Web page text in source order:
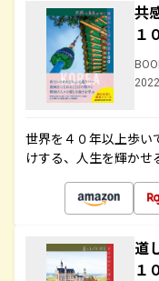
共
１
世界を４０年以上歩い
けする、人生を輝か
道
１